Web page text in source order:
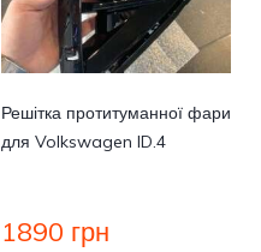
Решітка протитуманної фари
для Volkswagen ID.4
1890 грн